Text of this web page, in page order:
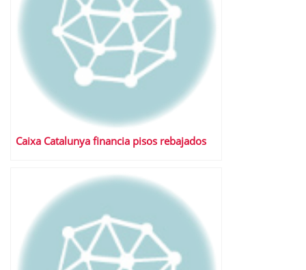
Caixa Catalunya financia pisos rebajados